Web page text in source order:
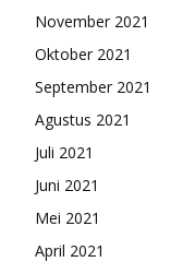
November 2021
Oktober 2021
September 2021
Agustus 2021
Juli 2021
Juni 2021
Mei 2021
April 2021